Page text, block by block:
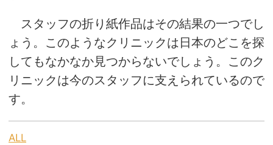
スタッフの折り紙作品はその結果の一つでし
ょう。このようなクリニックは日本のどこを探
してもなかなか見つからないでしょう。このク
リニックは今のスタッフに支えられているので
す。
ALL